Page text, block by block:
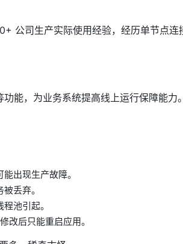
公司生产实际使用经验，经历单节点连
能，为业务系统提高线上运行保障能力
出现生产故障。
丢弃。
池引起。
改后只能重启应用。